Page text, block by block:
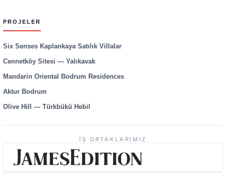
PROJELER
Six Senses Kaplankaya Satılık Villalar
Cennetköy Sitesi — Yalıkavak
Mandarin Oriental Bodrum Residences
Aktur Bodrum
Olive Hill — Türkbükü Hebil
İŞ ORTAKLARIMIZ